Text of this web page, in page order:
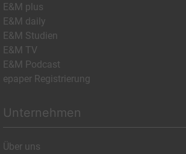
E&M plus
E&M daily
E&M Studien
E&M TV
E&M Podcast
epaper Registrierung
Unternehmen
Über uns